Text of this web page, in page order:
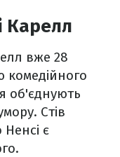
Карелл
вже 28
комедійного
об'єднують
Стів
Ненсі є